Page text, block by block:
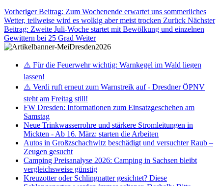
Vorheriger Beitrag: Zum Wochenende erwartet uns sommerliches
Wetter, teilweise wird es wolkig aber meist trocken Zurück Nächster
Beitrag: Zweite Juli-Woche startet mit Bewölkung und einzelnen
Gewittern bei 25 Grad Weiter
⚠️ Für die Feuerwehr wichtig: Warnkegel im Wald liegen
lassen!
⚠️ Verdi ruft erneut zum Warnstreik auf - Dresdner ÖPNV
steht am Freitag still!
FW Dresden: Informationen zum Einsatzgeschehen am
Samstag
Neue Trinkwasserrohre und stärkere Stromleitungen in
Mickten - Ab 16. März: starten die Arbeiten
Autos in Großzschachwitz beschädigt und versuchter Raub –
Zeugen gesucht
Camping Preisanalyse 2026: Camping in Sachsen bleibt
vergleichsweise günstig
Kreuzotter oder Schlingnatter gesichtet? Diese